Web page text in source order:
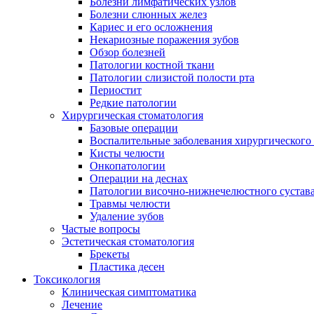
Болезни слюнных желез
Кариес и его осложнения
Некариозные поражения зубов
Обзор болезней
Патологии костной ткани
Патологии слизистой полости рта
Периостит
Редкие патологии
Хирургическая стоматология
Базовые операции
Воспалительные заболевания
Кисты челюсти
Онкопатологии
Операции на деснах
Патологии височно-нижнечелюстного сустава
Травмы челюсти
Удаление зубов
Частые вопросы
Эстетическая стоматология
Брекеты
Пластика десен
Токсикология
Клиническая симптоматика
Лечение